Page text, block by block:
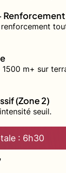
Renforcement
renforcement
1500 m+ sur
(Zone 2)
seuil.
: 6h30